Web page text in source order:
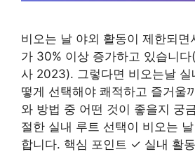
비오는 날 야외 활동이 제한되면
가 30% 이상 증가하고 있습니
사 2023). 그렇다면 비오는날 실
떻게 선택해야 쾌적하고 즐거울
와 방법 중 어떤 것이 좋을지 궁
절한 실내 루트 선택이 비오는
합니다. 핵심 포인트 ✓ 실내 활